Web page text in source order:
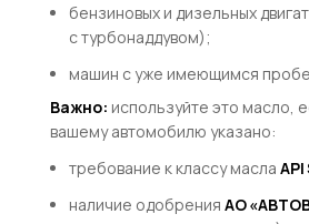
бензиновых и дизельных
с турбонаддувом);
машин с уже имеющимся
Важно: используйте это масло,
вашему автомобилю указано:
требование к классу масла API
наличие одобрения АО